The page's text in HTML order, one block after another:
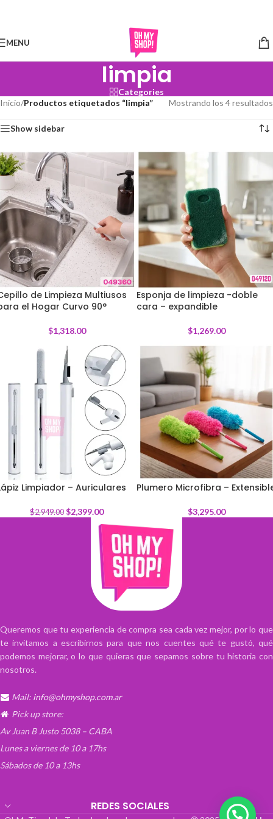
MENU
limpia
Categories
Inicio/Productos etiquetados “limpia” Mostrando los 4 resultados
Show sidebar
de Limpieza Multiusos
el Hogar Curvo 90°
$1,318.00
Esponja de limpieza -doble
cara – expandible
$1,269.00
Limpiador – Auriculares
$2,949.00 $2,399.00
Plumero Microfibra –
$3,295.00
Queremos que tu experiencia de compra sea cada vez mejor, por lo que
te invitamos a escribirnos para que nos cuentes qué te gustó, qué
podemos mejorar, o lo que quieras que sepamos sobre tu historia con
nosotros.
Mail: info@ohmyshop.com.ar
Pick up store:
Av Juan B Justo 5038 – CABA
Lunes a viernes de 10 a 17hs
Sábados de 10 a 13hs
REDES SOCIALES